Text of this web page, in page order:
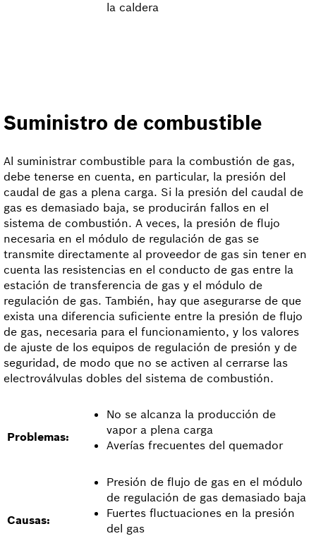
la caldera
Suministro de combustible
Al suministrar combustible para la combustión de gas,
debe tenerse en cuenta, en particular, la presión del
caudal de gas a plena carga. Si la presión del caudal de
gas es demasiado baja, se producirán fallos en el
sistema de combustión. A veces, la presión de flujo
necesaria en el módulo de regulación de gas se
transmite directamente al proveedor de gas sin tener en
cuenta las resistencias en el conducto de gas entre la
estación de transferencia de gas y el módulo de
regulación de gas. También, hay que asegurarse de que
exista una diferencia suficiente entre la presión de flujo
de gas, necesaria para el funcionamiento, y los valores
de ajuste de los equipos de regulación de presión y de
seguridad, de modo que no se activen al cerrarse las
electroválvulas dobles del sistema de combustión.
Problemas:
No se alcanza la producción de
vapor a plena carga
Averías frecuentes del quemador
Causas:
Presión de flujo de gas en el módulo
de regulación de gas demasiado baja
Fuertes fluctuaciones en la presión
del gas